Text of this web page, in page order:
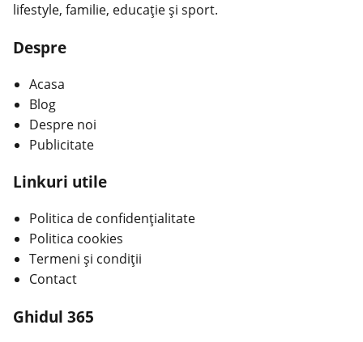
lifestyle, familie, educație și sport.
Despre
Acasa
Blog
Despre noi
Publicitate
Linkuri utile
Politica de confidențialitate
Politica cookies
Termeni și condiții
Contact
Ghidul 365